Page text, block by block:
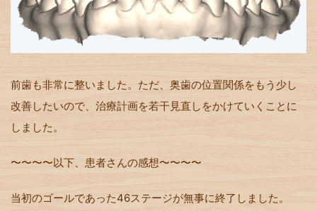
前歯も非常に整いました。ただ、奥歯の位置関係をもう少し
改善したいので、治療計画を若干見直しをかけていくことに
しました。
〜〜〜〜以下、患者さんの感想〜〜〜〜
当初のゴールであった46ステージが無事に終了しました。